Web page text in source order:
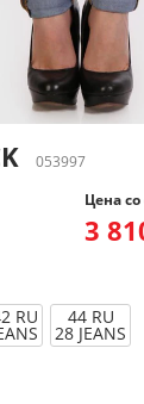
053997
Цена
3
RU 44 RU
28 JEANS